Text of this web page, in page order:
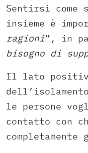
Sentirsi come
insieme è
ragioni”, in
bisogno di
Il lato
le persone
contatto con
completamente